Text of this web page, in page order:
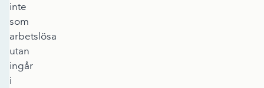
inte
som
arbetslösa
utan
ingår
i